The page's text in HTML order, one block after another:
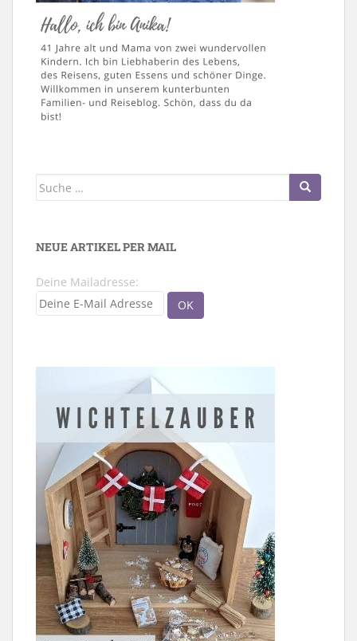
Suche
NEUE ARTIKEL PER MAIL
Deine Mailadresse: